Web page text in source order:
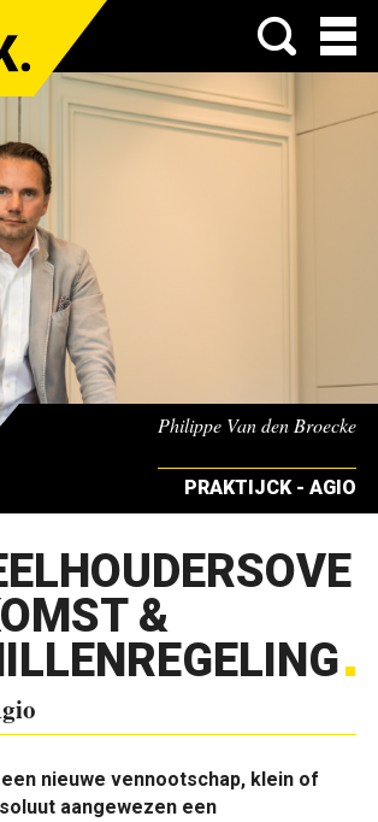
Menu
Philippe Van den Broecke
PRAKTIJCK - AGIO
&
nieuwe vennootschap, klein of
aangewezen een